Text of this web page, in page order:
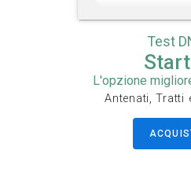
Test
L'opzione
Antenati, Tratti